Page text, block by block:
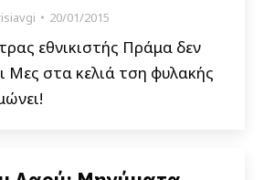
20/01/2015
εθνικιστής Πράμα δεν
Μες στα κελιά τση φυλακής